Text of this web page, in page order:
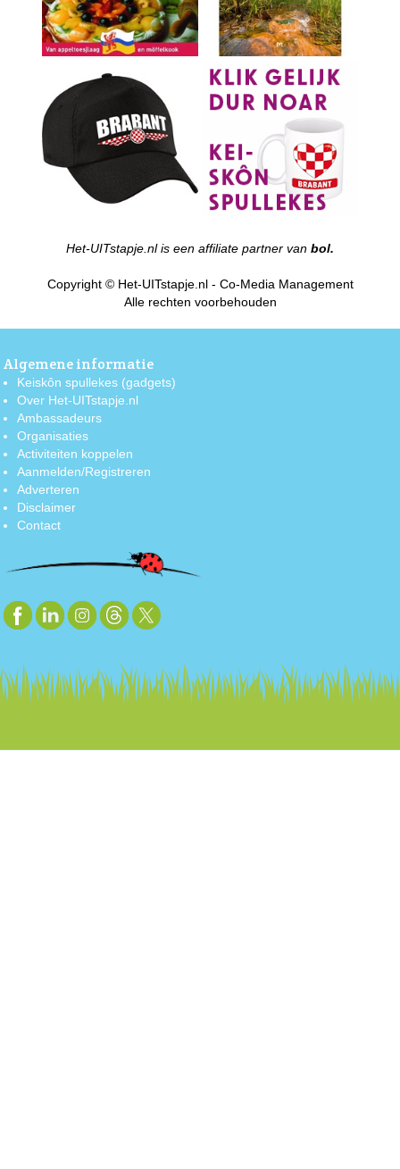
Het-UITstapje.nl is een affiliate partner van bol.
Copyright © Het-UITstapje.nl - Co-Media Management
Alle rechten voorbehouden
Algemene informatie
Keiskôn spullekes (gadgets)
Over Het-UITstapje.nl
Ambassadeurs
Organisaties
Activiteiten koppelen
Aanmelden/Registreren
Adverteren
Disclaimer
Contact